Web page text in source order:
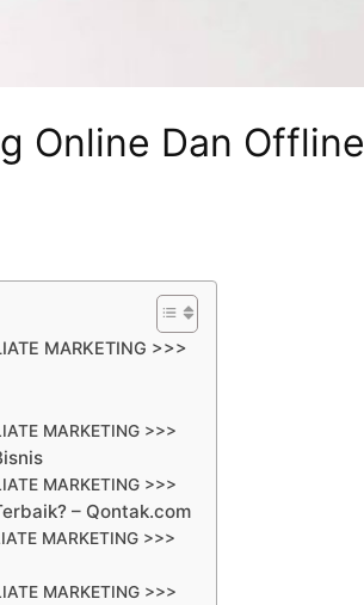
Online Dan Offline
MARKETING >>>
MARKETING >>>
MARKETING >>>
– Qontak.com
MARKETING >>>
MARKETING >>>